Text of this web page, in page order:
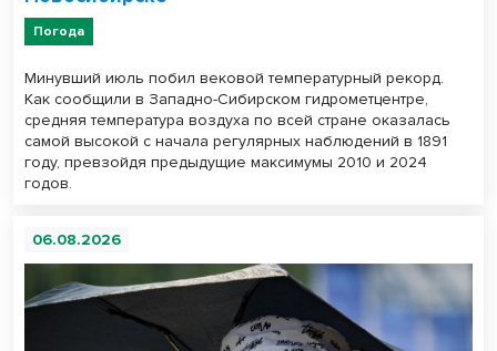
Погода
Минувший июль побил вековой температурный рекорд.
Как сообщили в Западно-Сибирском гидрометцентре,
средняя температура воздуха по всей стране оказалась
самой высокой с начала регулярных наблюдений в 1891
году, превзойдя предыдущие максимумы 2010 и 2024
годов.
06.08.2026